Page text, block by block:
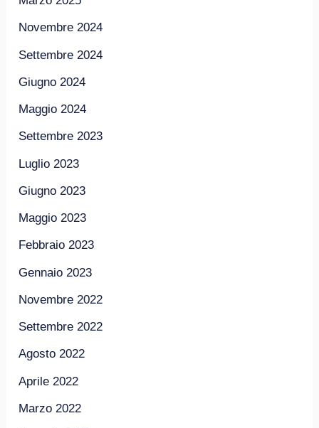
Novembre 2024
Settembre 2024
Giugno 2024
Maggio 2024
Settembre 2023
Luglio 2023
Giugno 2023
Maggio 2023
Febbraio 2023
Gennaio 2023
Novembre 2022
Settembre 2022
Agosto 2022
Aprile 2022
Marzo 2022